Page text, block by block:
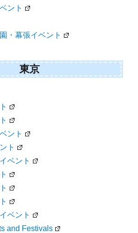
ント
・幕張イベント
東京
ント
ト
ベント
ベント
and Festivals